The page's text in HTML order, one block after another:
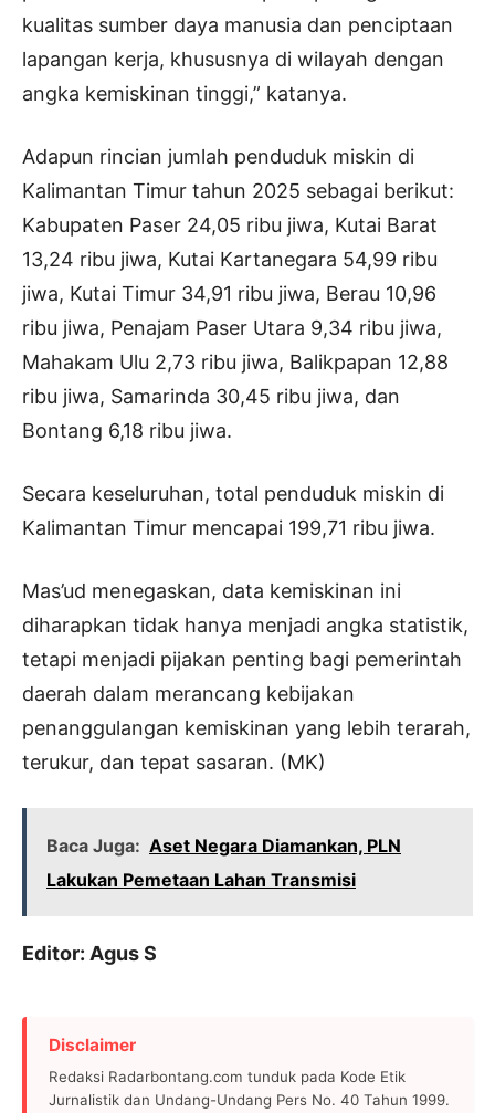
kualitas sumber daya manusia dan penciptaan
lapangan kerja, khususnya di wilayah dengan
angka kemiskinan tinggi,” katanya.
Adapun rincian jumlah penduduk miskin di
Kalimantan Timur tahun 2025 sebagai berikut:
Kabupaten Paser 24,05 ribu jiwa, Kutai Barat
13,24 ribu jiwa, Kutai Kartanegara 54,99 ribu
jiwa, Kutai Timur 34,91 ribu jiwa, Berau 10,96
ribu jiwa, Penajam Paser Utara 9,34 ribu jiwa,
Mahakam Ulu 2,73 ribu jiwa, Balikpapan 12,88
ribu jiwa, Samarinda 30,45 ribu jiwa, dan
Bontang 6,18 ribu jiwa.
Secara keseluruhan, total penduduk miskin di
Kalimantan Timur mencapai 199,71 ribu jiwa.
Mas’ud menegaskan, data kemiskinan ini
diharapkan tidak hanya menjadi angka statistik,
tetapi menjadi pijakan penting bagi pemerintah
daerah dalam merancang kebijakan
penanggulangan kemiskinan yang lebih terarah,
terukur, dan tepat sasaran. (MK)
Baca Juga: Aset Negara Diamankan, PLN
Lakukan Pemetaan Lahan Transmisi
Editor: Agus S
Disclaimer
Redaksi Radarbontang.com tunduk pada Kode Etik
Jurnalistik dan Undang-Undang Pers No. 40 Tahun 1999.